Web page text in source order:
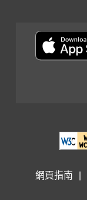
網頁指南